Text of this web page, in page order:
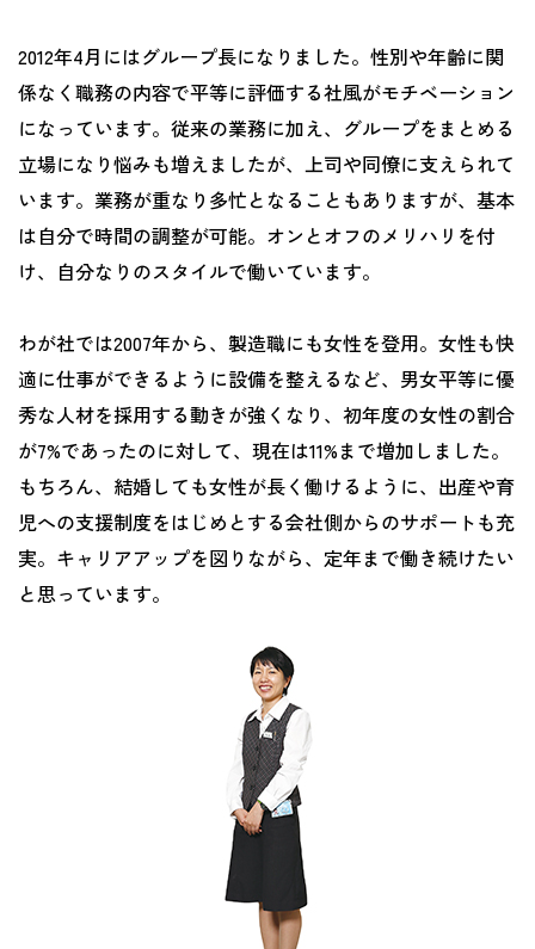
2012年4月にはグループ長になりました。性別や年齢に関
係なく職務の内容で平等に評価する社風がモチベーション
になっています。従来の業務に加え、グループをまとめる
立場になり悩みも増えましたが、上司や同僚に支えられて
います。業務が重なり多忙となることもありますが、基本
は自分で時間の調整が可能。オンとオフのメリハリを付
け、自分なりのスタイルで働いています。
わが社では2007年から、製造職にも女性を登用。女性も快
適に仕事ができるように設備を整えるなど、男女平等に優
秀な人材を採用する動きが強くなり、初年度の女性の割合
が7%であったのに対して、現在は11%まで増加しました。
もちろん、結婚しても女性が長く働けるように、出産や育
児への支援制度をはじめとする会社側からのサポートも充
実。キャリアアップを図りながら、定年まで働き続けたい
と思っています。